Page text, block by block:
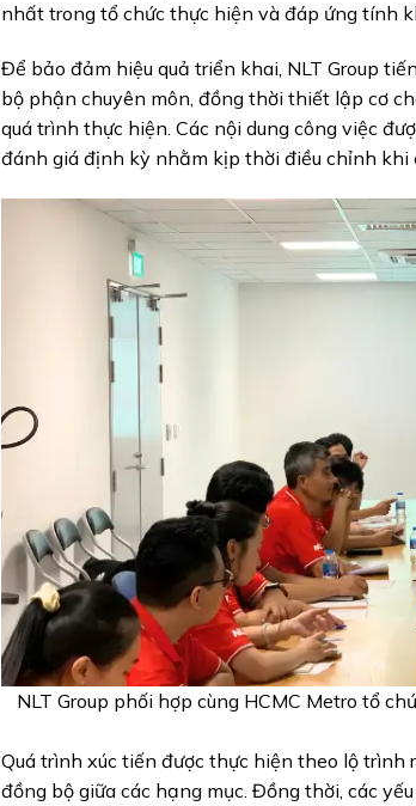
nhất trong tổ chức thực hiện và đáp ứng tính
Để bảo đảm hiệu quả triển khai, NLT Group
bộ phận chuyên môn, đồng thời thiết lập cơ
quá trình thực hiện. Các nội dung công việc
đánh giá định kỳ nhằm kịp thời điều chỉnh khi
NLT Group phối hợp cùng HCMC Metro tổ
Quá trình xúc tiến được thực hiện theo lộ
đồng bộ giữa các hạng mục. Đồng thời, các